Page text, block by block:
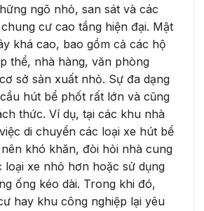
ngõ nhỏ, san sát và các
cư cao tầng hiện đại. Mật
khá cao, bao gồm cả các hộ
thể, nhà hàng, văn phòng
sở sản xuất nhỏ. Sự đa dạng
hút bể phốt rất lớn và cũng
thức. Ví dụ, tại các khu nhà
di chuyển các loại xe hút bể
khó khăn, đòi hỏi nhà cung
loại xe nhỏ hơn hoặc sử dụng
ống kéo dài. Trong khi đó,
hay khu công nghiệp lại yêu